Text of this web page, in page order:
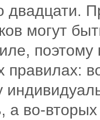
двадцати.
могут
поэтому
правилах:
а во-